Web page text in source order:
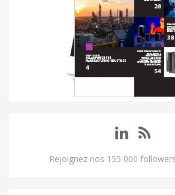
Rejoignez nos 155 000